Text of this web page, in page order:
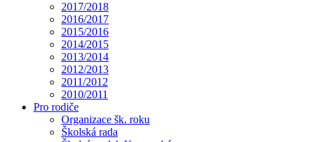
2017/2018
2016/2017
2015/2016
2014/2015
2013/2014
2012/2013
2011/2012
2010/2011
Pro rodiče
Organizace šk. roku
Školská rada